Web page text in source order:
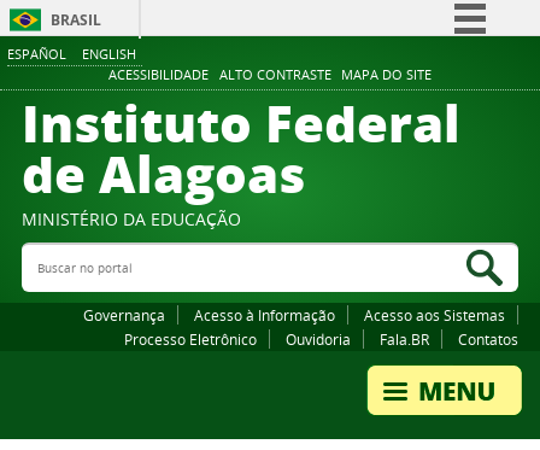
ESPAÑOL ENGLISH
ACESSIBILIDADE ALTO CONTRASTE MAPA DO SITE
BRASIL
Comunica BR
Participe
Canais
Instituto Federal
de Alagoas
MINISTÉRIO DA EDUCAÇÃO
Buscar no portal
Governança Acesso à Informação
Acesso aos Sistemas
Processo Eletrônico
Ouvidoria Fala.BR Contatos